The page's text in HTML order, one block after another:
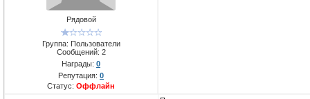
Рядовой
Группа: Пользователи
Сообщений: 2
Награды: 0
Репутация: 0
Статус: Оффлайн